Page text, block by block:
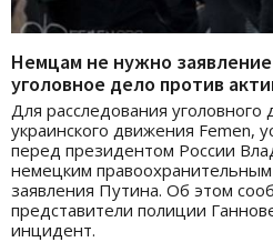
Немцам не нужно
уголовное дело против
Для расследования уголовного
украинского движения Femen,
перед президентом России
немецким
заявления Путина. Об этом
представители полиции
инцидент.